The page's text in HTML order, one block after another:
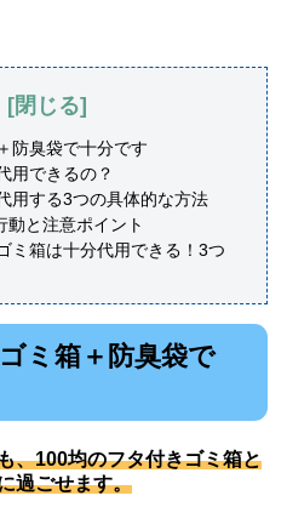
防臭袋で十分です
用できるの？
用する3つの具体的な方法
動と注意ポイント
ミ箱は十分代用できる！3つ
ミ箱＋防臭袋で
、100均のフタ付きゴミ箱と
過ごせます。